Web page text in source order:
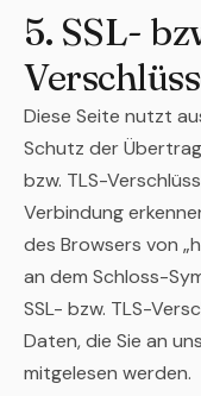
5. SSL-
Diese Seite nutzt
Schutz der
bzw. TLS-
Verbindung
des Browsers von
an dem Schloss-
SSL- bzw. TLS-
Daten, die Sie an
mitgelesen werden.